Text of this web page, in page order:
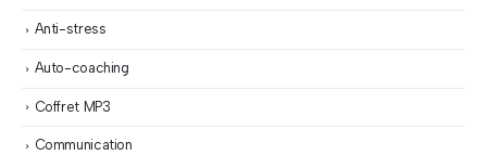
Anti-stress
Auto-coaching
Coffret MP3
Communication